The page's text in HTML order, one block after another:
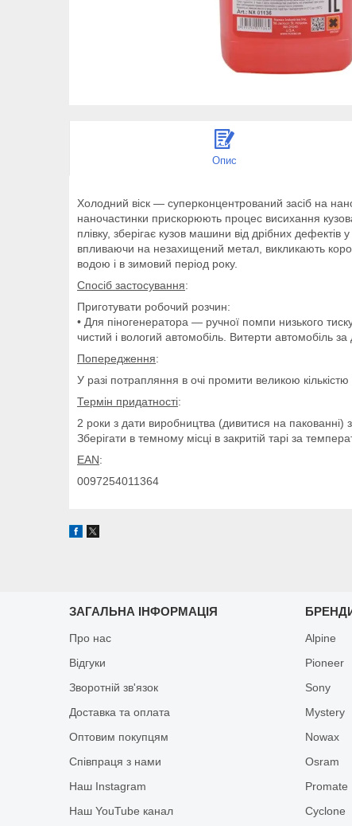
Опис
Холодний віск — суперконцентрований засіб на
наночастинки прискорюють процес висихання
плівку, зберігає кузов машини від дрібних
впливаючи на незахищений метал, викликають
водою і в зимовий період року.
Спосіб застосування:
Приготувати робочий розчин:
• Для піногенератора — ручної помпи низького
чистий і вологий автомобіль. Витерти автомобіль
Попередження:
У разі потрапляння в очі промити великою кількістю
Термін придатності:
2 роки з дати виробництва (дивитися на пакованні)
Зберігати в темному місці в закритій тарі за
EAN:
0097254011364
ЗАГАЛЬНА ІНФОРМАЦІЯ
Про нас
Відгуки
Зворотній зв'язок
Доставка та оплата
Оптовим покупцям
Співпраця з нами
Наш Instagram
Наш YouTube канал
Alpine
Pioneer
Sony
Mystery
Nowax
Osram
Promate
Cyclone